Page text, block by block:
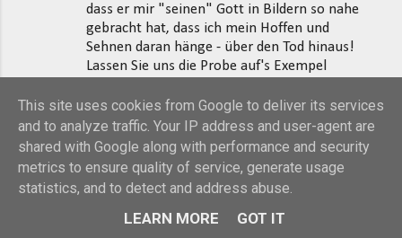
dass er mir "seinen" Gott in Bildern so nahe
gebracht hat, dass ich mein Hoffen und
Sehnen daran hänge - über den Tod hinaus!
Lassen Sie uns die Probe auf's Exempel
Herr Schnitzler und ich doch den Streit weiter,
wenn wir "im Vater" sein werden eines
schönen Tags. Da könnten wir dann auch die
Verfasser der Schriften gleich mit befragen...
7. Mai 2012 um 06:27
This site uses cookies from Google to deliver its services
and to analyze traffic. Your IP address and user-agent are
shared with Google along with performance and security
metrics to ensure quality of service, generate usage
statistics, and to detect and address abuse.
LEARN MORE GOT IT